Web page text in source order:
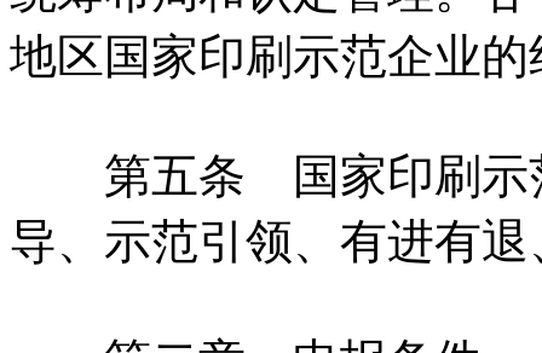
地区国家印刷示范企业
第五条 国家印刷示范
导、示范引领、有进有